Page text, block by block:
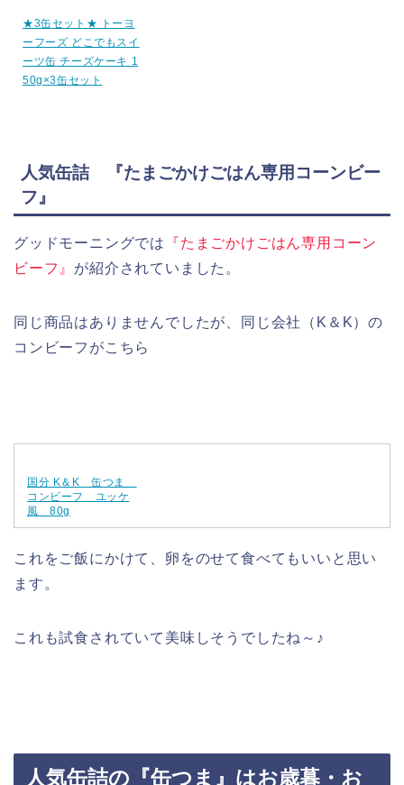
★3缶セット★ トーヨ
ーフーズ どこでもスイ
ーツ缶 チーズケーキ 1
50g×3缶セット
人気缶詰 『たまごかけごはん専用コーンビー
フ』
グッドモーニングでは
『たまごかけごはん専用コーン
ビーフ』 が紹介されていました。
同じ商品はありませんでしたが、同じ会社（K＆K）の
コンビーフがこちら
国分 K＆K 缶つま
コンビーフ ユッケ
風 80g
これをご飯にかけて、卵をのせて食べてもいいと思い
ます。
これも試食されていて美味しそうでしたね～♪
人気缶詰の『缶つま』はお歳暮・お